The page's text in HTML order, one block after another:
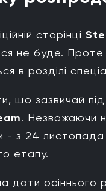
сторінці
не буде. Проте
в розділі
що зазвичай
. Незважаючи
- з 24
етапу.
дати